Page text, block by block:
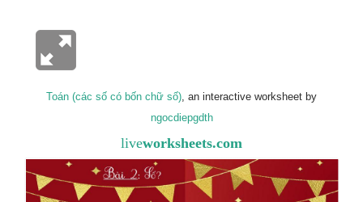
Toán (các số có bốn chữ số), an interactive worksheet by
ngocdiepgdth
liveworksheets.com